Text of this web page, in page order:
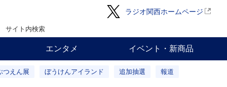
ラジオ関西ホームページ
サイト内検索
エンタメ イベント・新商品
つえん展 ぼうけんアイランド 追加抽選 報道